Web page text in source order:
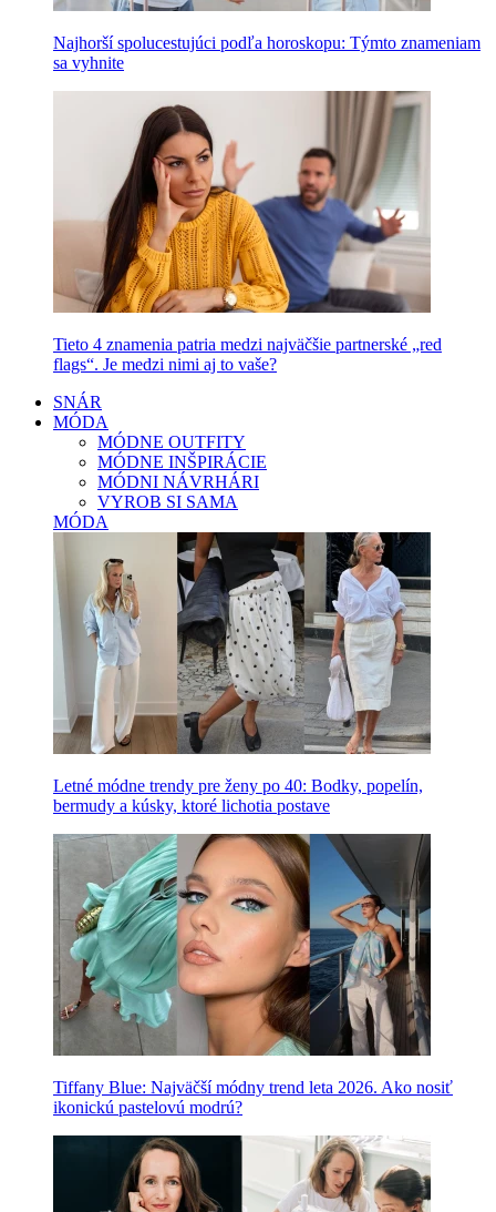
Najhorší spolucestujúci podľa horoskopu: Týmto znameniam
sa vyhnite
Tieto 4 znamenia patria medzi najväčšie partnerské „red
flags“. Je medzi nimi aj to vaše?
SNÁR
MÓDA
MÓDNE OUTFITY
MÓDNE INŠPIRÁCIE
MÓDNI NÁVRHÁRI
VYROB SI SAMA
MÓDA
Letné módne trendy pre ženy po 40: Bodky, popelín,
bermudy a kúsky, ktoré lichotia postave
Tiffany Blue: Najväčší módny trend leta 2026. Ako nosiť
ikonickú pastelovú modrú?